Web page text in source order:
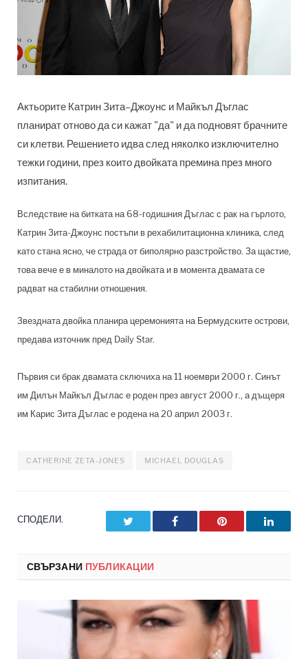
Актьорите Катрин Зита–Джоунс и Майкъл Дъглас
планират отново да си кажат "да" и да подновят брачните
си клетви. Решението идва след няколко изключително
тежки години, през които двойката премина през много
изпитания.
Вследствие на битката на 68-годишния Дъглас с рак на гърлото,
Катрин Зита-Джоунс постъпи в рехабилитационна клиника, след
като стана ясно, че страда от биполярно разстройство. За щастие,
това вече е в миналото на двойката и в момента двамата се
радват на стабилни отношения.
Звездната двойка планира церемонията на Бермудските острови,
предава източник пред Daily Star.
Първия си брак двамата сключиха на 11 ноември 2000 г. Синът
им Дилън Майкъл Дъглас е роден през август 2000 г., а дъщеря
им Карис Зита Дъглас е родена на 20 април 2003 г.
CATHERINE ZETA-JONES MICHAEL DOUGLAS
СПОДЕЛИ. Facebook Pinterest
СВЪРЗАНИ ПУБЛИКАЦИИ